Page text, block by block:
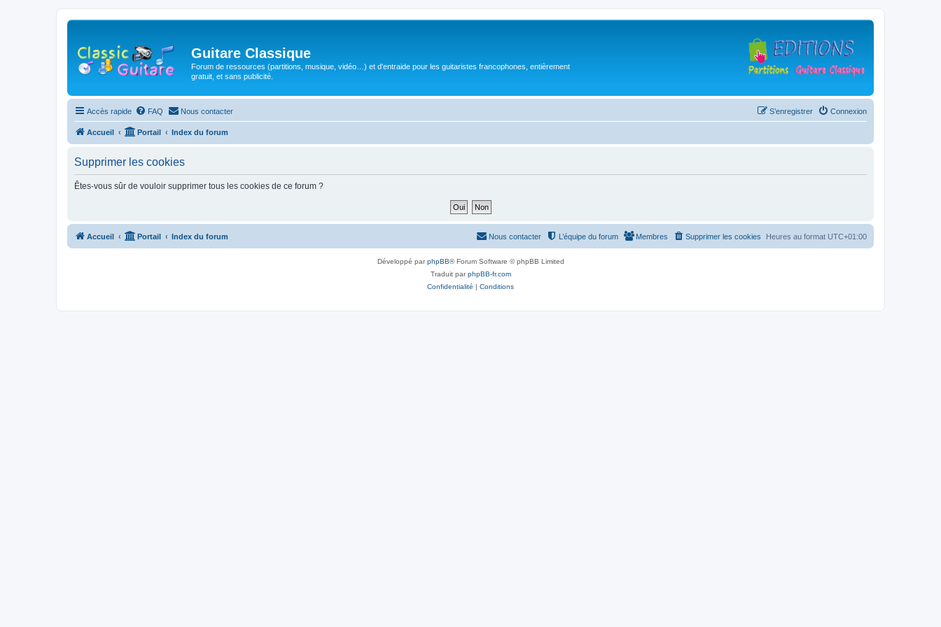
Guitare Classique
Forum de ressources (partitions, musique, vidéo…) et d'entraide pour les guitaristes francophones, entièrement
gratuit, et sans publicité.
Accès rapide FAQ Nous contacter Connexion
S’enregistrer
Accueil Portail Index du forum
Supprimer les cookies
Êtes-vous sûr de vouloir supprimer tous les cookies de ce forum ?
Accueil Portail Index du forum Heures au format UTC+01:00
Supprimer les cookies
Membres
L’équipe du forum
Nous contacter
Développé parphpBB® Forum Software © phpBB Limited
Traduit parphpBB-fr.com
Confidentialité | Conditions